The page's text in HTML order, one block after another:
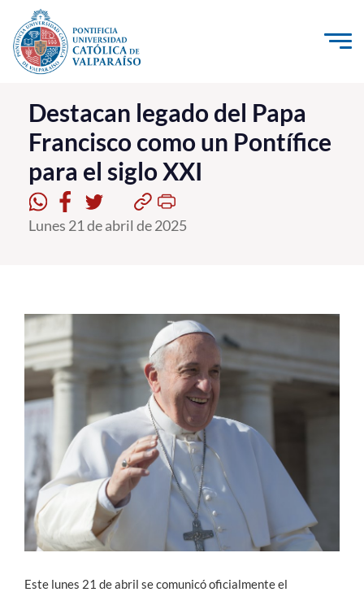
Click acá para ir directamente al contenido
La Universidad
Investigación, Creación e Innovación
PUCV Internacional
Vinculación con el Medio
Postgrado
Formación Continua
Estudiantes
Académicos
Funcionarios
Alumni
Destacan legado del Papa
Francisco como un Pontífice
para el siglo XXI
Lunes 21 de abril de 2025
Este lunes 21 de abril se comunicó oficialmente el